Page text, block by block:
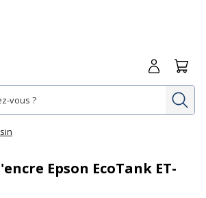
Me
Epson EcoTank ET-